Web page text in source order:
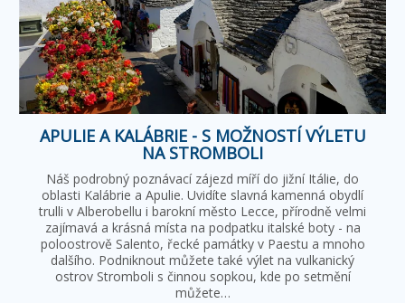
APULIE A KALÁBRIE - S MOŽNOSTÍ VÝLETU
NA STROMBOLI
Náš podrobný poznávací zájezd míří do jižní Itálie, do
oblasti Kalábrie a Apulie. Uvidíte slavná kamenná obydlí
trulli v Alberobellu i barokní město Lecce, přírodně velmi
zajímavá a krásná místa na podpatku italské boty - na
poloostrově Salento, řecké památky v Paestu a mnoho
dalšího. Podniknout můžete také výlet na vulkanický
ostrov Stromboli s činnou sopkou, kde po setmění
můžete…